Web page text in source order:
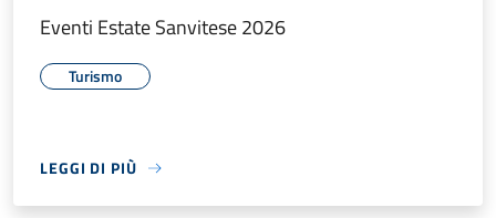
Eventi Estate Sanvitese 2026
Turismo
LEGGI DI PIÙ